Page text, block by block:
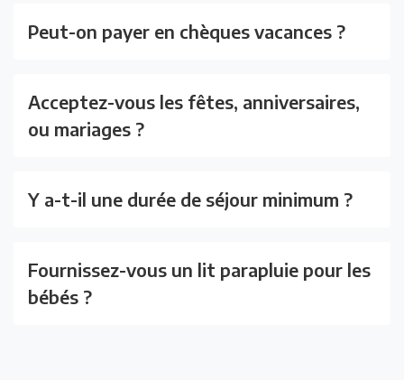
Peut-on payer en chèques vacances ?
Acceptez-vous les fêtes, anniversaires,
ou mariages ?
Y a-t-il une durée de séjour minimum ?
Fournissez-vous un lit parapluie pour les
bébés ?